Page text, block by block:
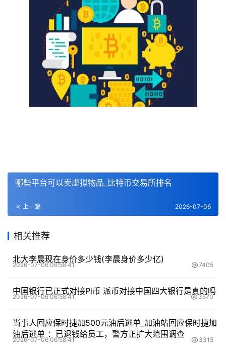
哪些平台可以卖虚拟物品_比特币交易所排名
上一篇 2026-07-06
相关推荐
北大李晨现在身价多少钱(李晨身价多少亿)
2026-07-06 06:58:41 7405
中国银行已正式对接Pi币 派币对接中国四大银行是真的吗
2026-07-06 06:58:41 3570
当事人回应保时捷加500元油后逃单_加油站回应保时捷加
油后逃单 ：已退钱给员工，警方正扩大范围调查
2026-07-06 06:58:41 3315